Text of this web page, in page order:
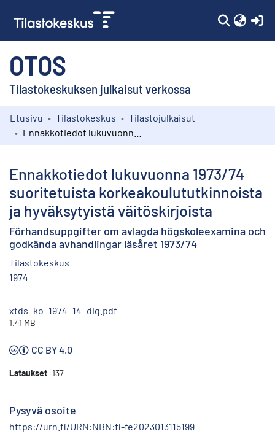
OTOS
Tilastokeskuksen julkaisut verkossa
Kokoelmat
Etusivu Tilastokeskus
Tilastojulkaisut
Ennakkotiedot lukuvuonna 1973/74
suoritetuista korkeakoulututkinnoista
ja hyväksytyistä väitöskirjoista
Förhandsuppgifter om avlagda högskoleexamina och
godkända avhandlingar läsåret 1973/74
Tilastokeskus
1974
xtds_ko_1974_14_dig.pdf
1.41 MB
CC BY 4.0
Lataukset 137
Pysyvä osoite
https://urn.fi/URN:NBN:fi-fe2023013115199